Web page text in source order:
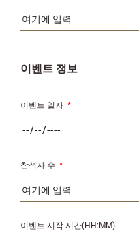
이벤트 정보
이벤트 일자 *
참석자 수 *
이벤트 시작 시간(HH:MM)